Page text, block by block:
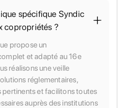
spécifique Syndic
copropriétés ?
propose un
et adapté au 16e
réalisons une veille
réglementaires,
pertinents et facilitons toutes
auprès des institutions